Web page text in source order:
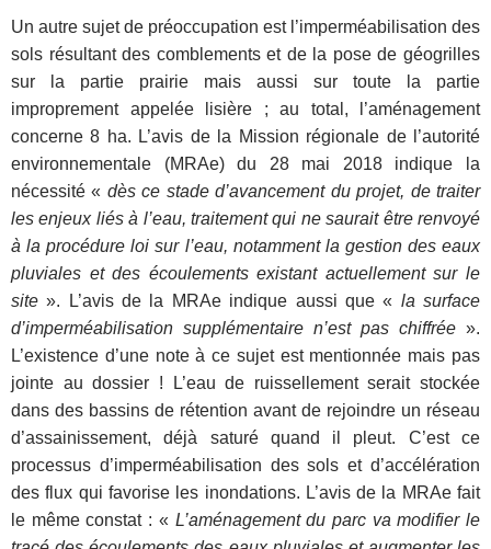
Un autre sujet de préoccupation est l’imperméabilisation des
sols résultant des comblements et de la pose de géogrilles
sur la partie prairie mais aussi sur toute la partie
improprement appelée lisière ; au total, l’aménagement
concerne 8 ha. L’avis de la Mission régionale de l’autorité
environnementale (MRAe) du 28 mai 2018 indique la
nécessité « dès ce stade d’avancement du projet, de traiter
les enjeux liés à l’eau, traitement qui ne saurait être renvoyé
à la procédure loi sur l’eau, notamment la gestion des eaux
pluviales et des écoulements existant actuellement sur le
site ». L’avis de la MRAe indique aussi que « la surface
d’imperméabilisation supplémentaire n’est pas chiffrée ».
L’existence d’une note à ce sujet est mentionnée mais pas
jointe au dossier ! L’eau de ruissellement serait stockée
dans des bassins de rétention avant de rejoindre un réseau
d’assainissement, déjà saturé quand il pleut. C’est ce
processus d’imperméabilisation des sols et d’accélération
des flux qui favorise les inondations. L’avis de la MRAe fait
le même constat : « L’aménagement du parc va modifier le